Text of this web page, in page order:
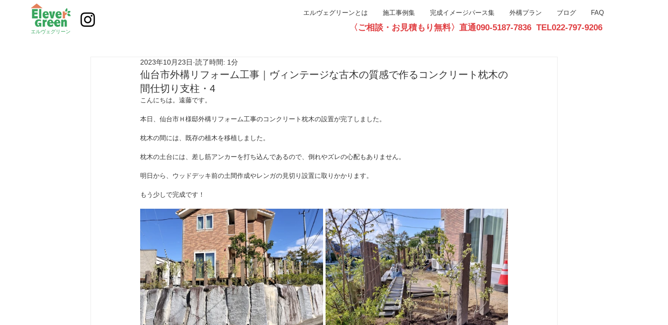
エルヴェグリーン
エルヴェグリーンとは 施工事例集 完成イメージパース集 外構プラン ブログ FAQ
〈ご相談・お見積もり無料〉直通090-5187-7836 TEL022-797-9206
仙台市外構リフォーム工事｜ヴィンテージな古木の質感で作るコンクリート枕木の
間仕切り支柱・4
2023年10月23日 読了時間: 1分
こんにちは。遠藤です。
本日、仙台市Ｈ様邸外構リフォーム工事のコンクリート枕木の設置が完了しました。
枕木の間には、既存の植木を移植しました。
枕木の土台には、差し筋アンカーを打ち込んであるので、倒れやズレの心配もありません。
明日から、ウッドデッキ前の土間作成やレンガの見切り設置に取りかかります。
もう少しで完成です！